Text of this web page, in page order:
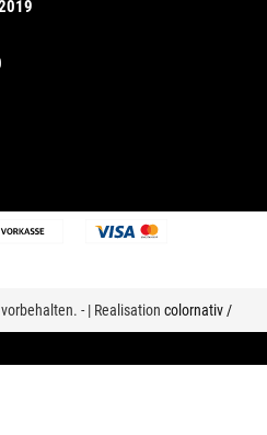
- | Realisation colornativ /